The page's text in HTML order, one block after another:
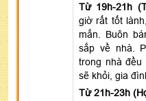
Từ 19h-21h
giờ rất tốt
mắn. Buôn
sắp về nhà.
trong nhà
sẽ khỏi, gia
Từ 21h-23h